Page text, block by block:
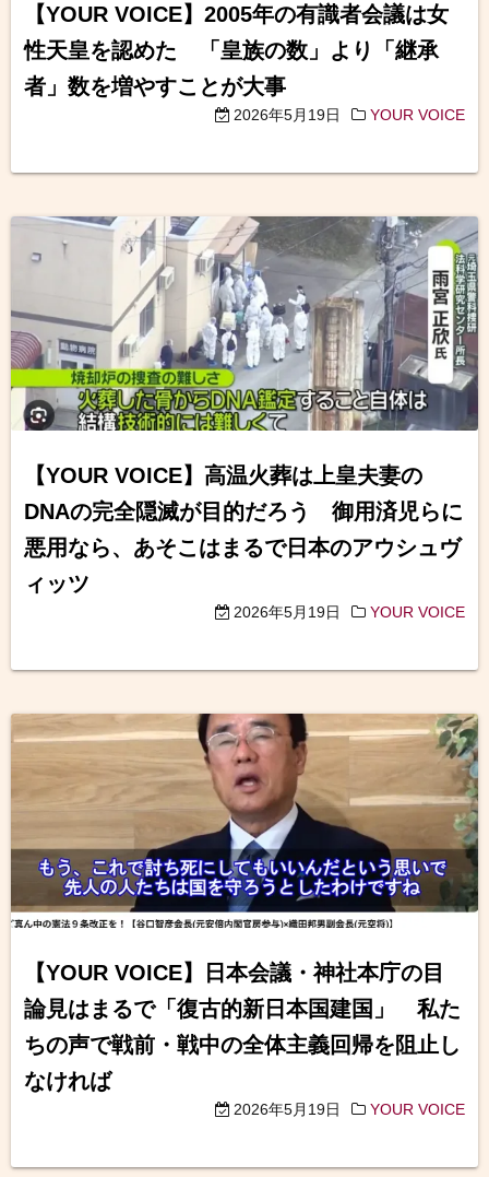
【YOUR VOICE】2005年の有識者会議は女
性天皇を認めた 「皇族の数」より「継承
者」数を増やすことが大事
2026年5月19日 YOUR VOICE
【YOUR VOICE】高温火葬は上皇夫妻の
DNAの完全隠滅が目的だろう 御用済児らに
悪用なら、あそこはまるで日本のアウシュヴ
ィッツ
2026年5月19日 YOUR VOICE
【YOUR VOICE】日本会議・神社本庁の目
論見はまるで「復古的新日本国建国」 私た
ちの声で戦前・戦中の全体主義回帰を阻止し
なければ
2026年5月19日 YOUR VOICE